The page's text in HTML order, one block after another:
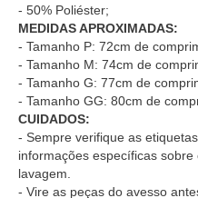
- 50% Poliéster;
MEDIDAS APROXIMADAS:
- Tamanho P: 72cm de
- Tamanho M: 74cm de
- Tamanho G: 77cm de
- Tamanho GG: 80cm de
CUIDADOS:
- Sempre verifique as
informações específicas
lavagem.
- Vire as peças do avesso